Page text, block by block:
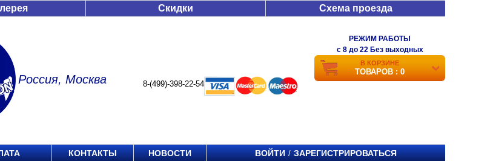
Скидки Схема проезда
Россия, Москва 8-(499)-398-22-54
РЕЖИМ РАБОТЫ
c 8 до 22 Без выходных
В КОРЗИНЕ
ТОВАРОВ : 0
КОНТАКТЫ НОВОСТИ ВОЙТИ / ЗАРЕГИСТРИРОВАТЬСЯ